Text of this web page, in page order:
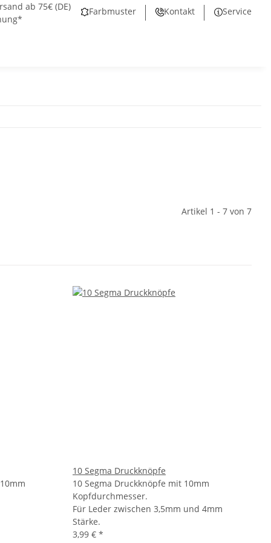
Farbmuster Kontakt Service
ab 75€ (DE)
Artikel 1 - 7 von 7
10 Segma Druckknöpfe
10 Segma Druckknöpfe mit 10mm
Kopfdurchmesser.
Für Leder zwischen 3,5mm und 4mm
Stärke.
3,99 € *